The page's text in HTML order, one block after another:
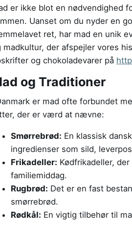
er ikke blot en nødvendighed
Uanset om du nyder en
ret, har mad en unik
madkultur, der afspejler vores
og chokoladevarer på
og Traditioner
er mad ofte forbundet
der er værd at nævne:
Smørrebrød: En klassisk
ingredienser som sild,
Frikadeller: Kødfrikadeller,
familiemiddag.
Rugbrød: Det er en fast
smørrebrød.
Rødkål: En vigtig tilbehør til